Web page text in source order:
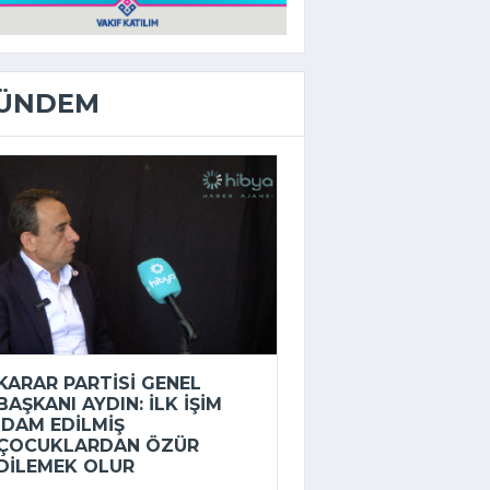
PARTISI GENEL
AYDIN: İLK IŞIM
EDILMIŞ
ÖZÜR
OLUR